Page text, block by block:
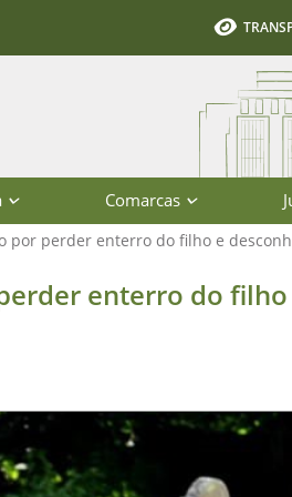
Comarcas
por perder enterro do filho e
do filho e
enterro do